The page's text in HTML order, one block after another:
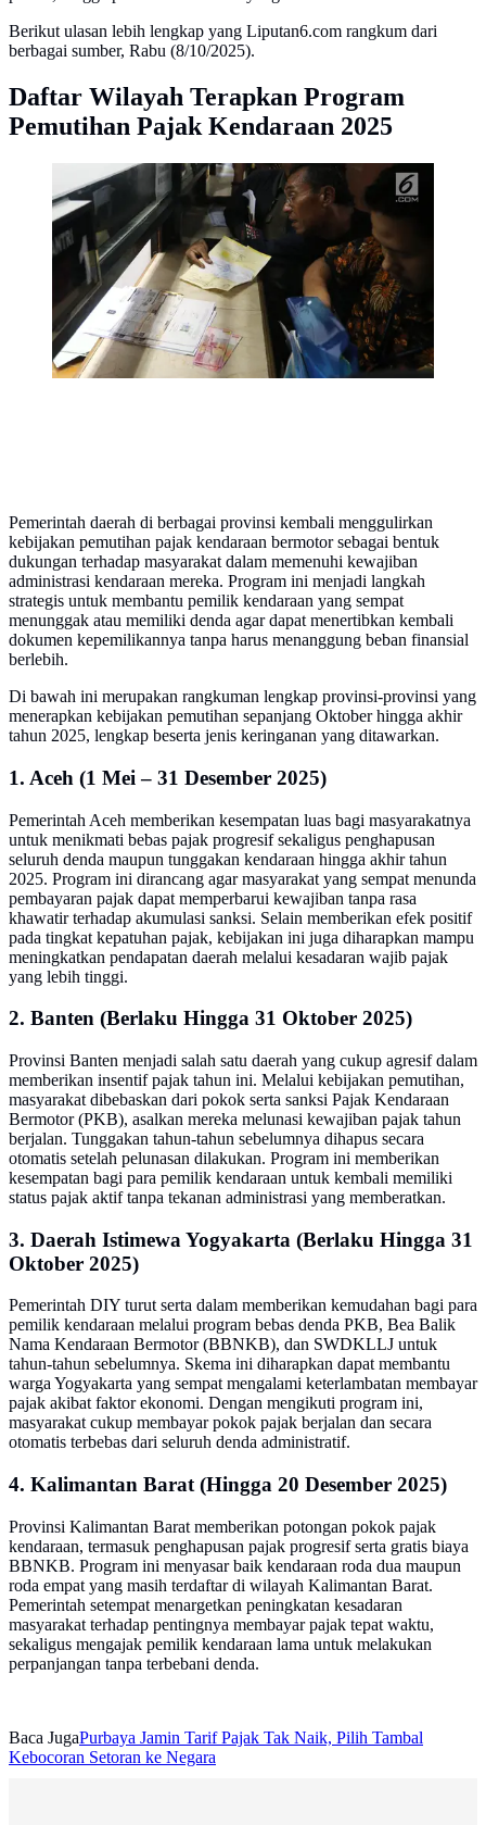
Berikut ulasan lebih lengkap yang Liputan6.com rangkum dari
berbagai sumber, Rabu (8/10/2025).
Daftar Wilayah Terapkan Program
Pemutihan Pajak Kendaraan 2025
Warga membayar pajak kendaraan di Samsat Polda
Metro Jaya, Jakarta, Jumat (16/11). Pemprov DKI
menghapuskan sanksi administrasi Pajak Kendaraan
Bermotor (PKB) dan sanksi administrasi Bea Balik
Nama Kendaraan Bermotor (BBN-KB).
(Liputan6.com/Johan Tallo)
Pemerintah daerah di berbagai provinsi kembali menggulirkan
kebijakan pemutihan pajak kendaraan bermotor sebagai bentuk
dukungan terhadap masyarakat dalam memenuhi kewajiban
administrasi kendaraan mereka. Program ini menjadi langkah
strategis untuk membantu pemilik kendaraan yang sempat
menunggak atau memiliki denda agar dapat menertibkan kembali
dokumen kepemilikannya tanpa harus menanggung beban finansial
berlebih.
Di bawah ini merupakan rangkuman lengkap provinsi-provinsi yang
menerapkan kebijakan pemutihan sepanjang Oktober hingga akhir
tahun 2025, lengkap beserta jenis keringanan yang ditawarkan.
1. Aceh (1 Mei – 31 Desember 2025)
Pemerintah Aceh memberikan kesempatan luas bagi masyarakatnya
untuk menikmati bebas pajak progresif sekaligus penghapusan
seluruh denda maupun tunggakan kendaraan hingga akhir tahun
2025. Program ini dirancang agar masyarakat yang sempat menunda
pembayaran pajak dapat memperbarui kewajiban tanpa rasa
khawatir terhadap akumulasi sanksi. Selain memberikan efek positif
pada tingkat kepatuhan pajak, kebijakan ini juga diharapkan mampu
meningkatkan pendapatan daerah melalui kesadaran wajib pajak
yang lebih tinggi.
2. Banten (Berlaku Hingga 31 Oktober 2025)
Provinsi Banten menjadi salah satu daerah yang cukup agresif dalam
memberikan insentif pajak tahun ini. Melalui kebijakan pemutihan,
masyarakat dibebaskan dari pokok serta sanksi Pajak Kendaraan
Bermotor (PKB), asalkan mereka melunasi kewajiban pajak tahun
berjalan. Tunggakan tahun-tahun sebelumnya dihapus secara
otomatis setelah pelunasan dilakukan. Program ini memberikan
kesempatan bagi para pemilik kendaraan untuk kembali memiliki
status pajak aktif tanpa tekanan administrasi yang memberatkan.
3. Daerah Istimewa Yogyakarta (Berlaku Hingga 31
Oktober 2025)
Pemerintah DIY turut serta dalam memberikan kemudahan bagi para
pemilik kendaraan melalui program bebas denda PKB, Bea Balik
Nama Kendaraan Bermotor (BBNKB), dan SWDKLLJ untuk
tahun-tahun sebelumnya. Skema ini diharapkan dapat membantu
warga Yogyakarta yang sempat mengalami keterlambatan membayar
pajak akibat faktor ekonomi. Dengan mengikuti program ini,
masyarakat cukup membayar pokok pajak berjalan dan secara
otomatis terbebas dari seluruh denda administratif.
4. Kalimantan Barat (Hingga 20 Desember 2025)
Provinsi Kalimantan Barat memberikan potongan pokok pajak
kendaraan, termasuk penghapusan pajak progresif serta gratis biaya
BBNKB. Program ini menyasar baik kendaraan roda dua maupun
roda empat yang masih terdaftar di wilayah Kalimantan Barat.
Pemerintah setempat menargetkan peningkatan kesadaran
masyarakat terhadap pentingnya membayar pajak tepat waktu,
sekaligus mengajak pemilik kendaraan lama untuk melakukan
perpanjangan tanpa terbebani denda.
Baca JugaPurbaya Jamin Tarif Pajak Tak Naik, Pilih Tambal
Kebocoran Setoran ke Negara